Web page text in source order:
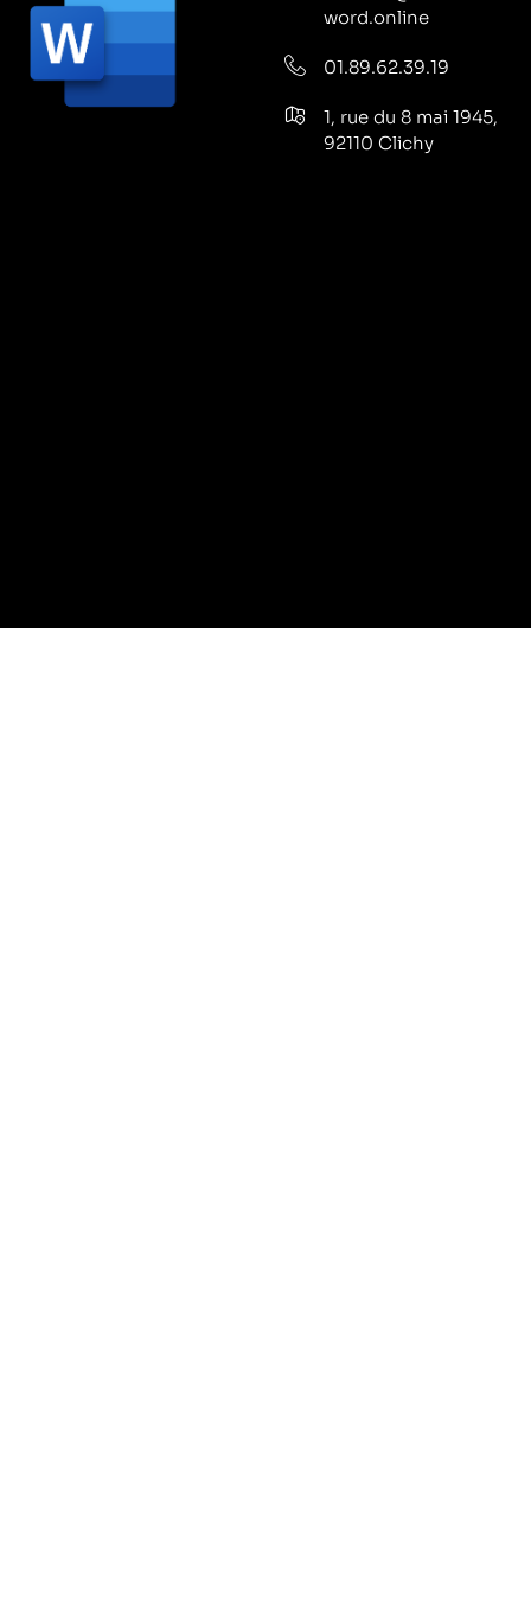
word.online
01.89.62.39.19
1, rue du 8 mai 1945,
92110 Clichy